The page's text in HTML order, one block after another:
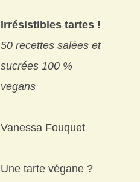
Irrésistibles tartes !
50 recettes salées et
sucrées 100 %
vegans
Vanessa Fouquet
Une tarte végane ?